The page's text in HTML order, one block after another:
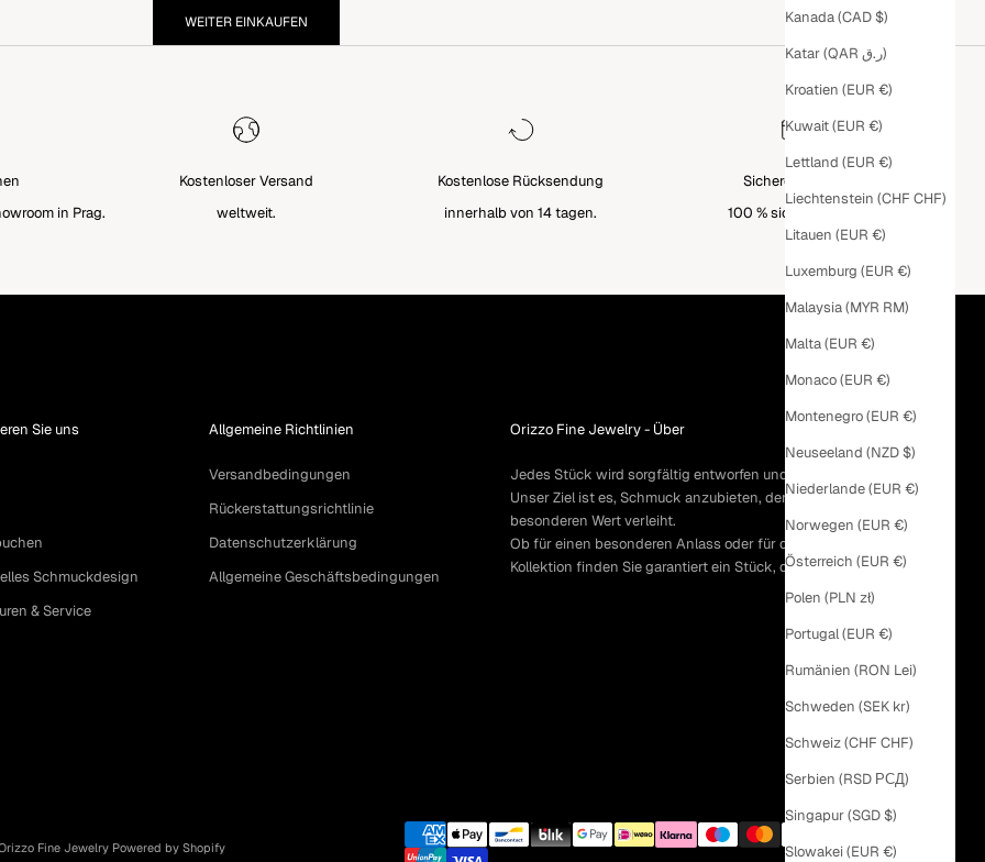
Kanada (CAD $)
Katar (QAR ر.ق)
Kroatien (EUR €)
Kuwait (EUR €)
Lettland (EUR €)
Liechtenstein (CHF CHF)
Litauen (EUR €)
Luxemburg (EUR €)
Malaysia (MYR RM)
Malta (EUR €)
Monaco (EUR €)
Montenegro (EUR €)
Neuseeland (NZD $)
Niederlande (EUR €)
Norwegen (EUR €)
Österreich (EUR €)
Polen (PLN zł)
Portugal (EUR €)
Rumänien (RON Lei)
Schweden (SEK kr)
Schweiz (CHF CHF)
Serbien (RSD РСД)
Singapur (SGD $)
Slowakei (EUR €)
WEITER EINKAUFEN
in Prag.
Kostenloser Versand
weltweit.
Kostenlose Rücksendung
innerhalb von 14 tagen.
Sichere Zahlung
100 % sichere kasse.
Sie uns
Schmuckdesign
& Service
Allgemeine Richtlinien
Versandbedingungen
Rückerstattungsrichtlinie
Datenschutzerklärung
Allgemeine Geschäftsbedingungen
Orizzo Fine Jewelry - Über
Jedes Stück wird sorgfältig entworfen und von Hand gefertigt.
Unser Ziel ist es, Schmuck anzubieten, der jedem Moment einen
besonderen Wert verleiht.
Ob für einen besonderen Anlass oder für den Alltag – in unserer
Kollektion finden Sie garantiert ein Stück, das Sie lieben werden.
Fine Jewelry Powered by Shopify